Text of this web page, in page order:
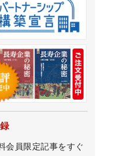
会員限定記事をすぐ